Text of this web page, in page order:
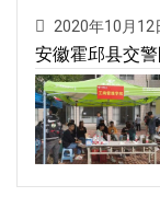
2020年10月12
安徽霍邱县交警